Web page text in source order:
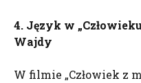
4. Język w
Wajdy
W filmie „Człowiek z